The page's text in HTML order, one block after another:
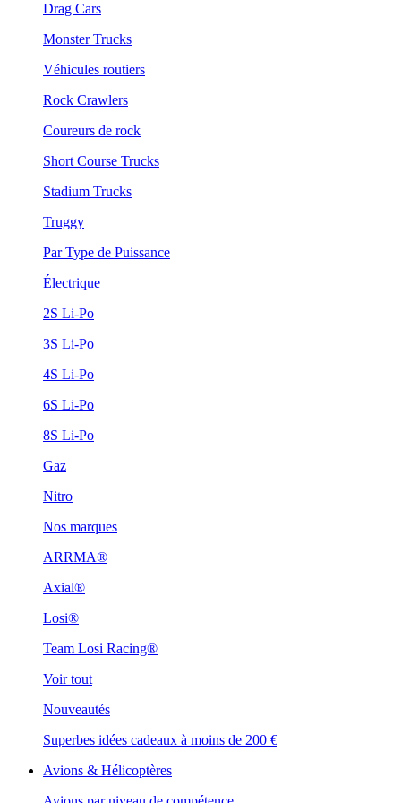
Drag Cars
Monster Trucks
Véhicules routiers
Rock Crawlers
Coureurs de rock
Short Course Trucks
Stadium Trucks
Truggy
Par Type de Puissance
Électrique
2S Li-Po
3S Li-Po
4S Li-Po
6S Li-Po
8S Li-Po
Gaz
Nitro
Nos marques
ARRMA®
Axial®
Losi®
Team Losi Racing®
Voir tout
Nouveautés
Superbes idées cadeaux à moins de 200 €
Avions & Hélicoptères